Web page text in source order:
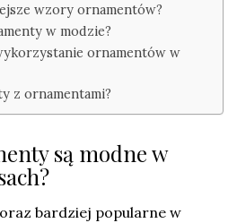
wzory ornamentów?
w modzie?
ornamentów w
z ornamentami?
są modne w
bardziej popularne w